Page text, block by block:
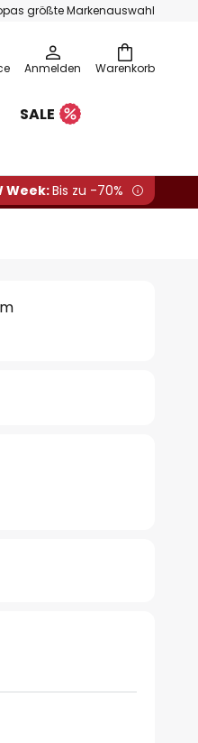
größte Markenauswahl
Warenkorb
Anmelden
SALE
Week:Bis zu -70%